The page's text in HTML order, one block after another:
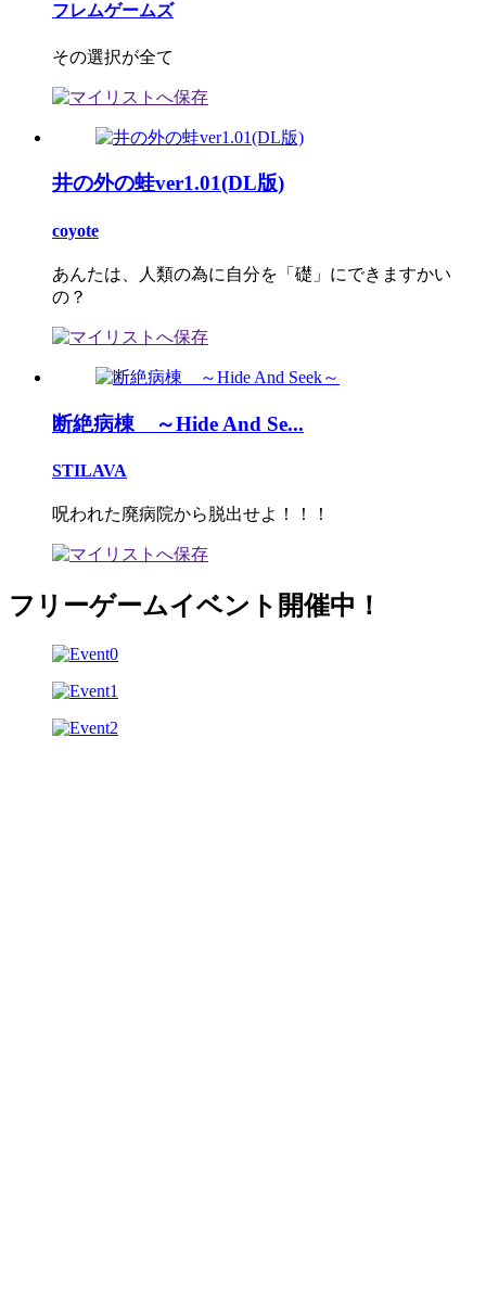
フレムゲームズ
その選択が全て
井の外の蛙ver1.01(DL版)
coyote
あんたは、人類の為に自分を「礎」にできますかい
の？
断絶病棟 ～Hide And Se...
STILAVA
呪われた廃病院から脱出せよ！！！
フリーゲームイベント開催中！